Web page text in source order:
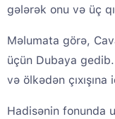
gələrək onu və üç
Məlumata görə,
üçün Dubaya
və ölkədən
Hadisənin fonunda